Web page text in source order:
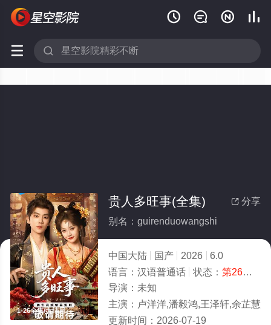
   
 
1-26全集/大结局
 分享
贵人多旺事(全集)
别名：guirenduowangshi
中国大陆 国产 2026
6.0
语言： 汉语普通话 状态： 第26集已完结
导演： 未知
主演： 卢洋洋,潘毅鸿,王泽轩,余芷慧
更新时间： 2026-07-19